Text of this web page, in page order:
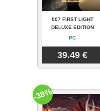
007 FIRST LIGHT
DELUXE EDITION
PC
39.49 €
-38%